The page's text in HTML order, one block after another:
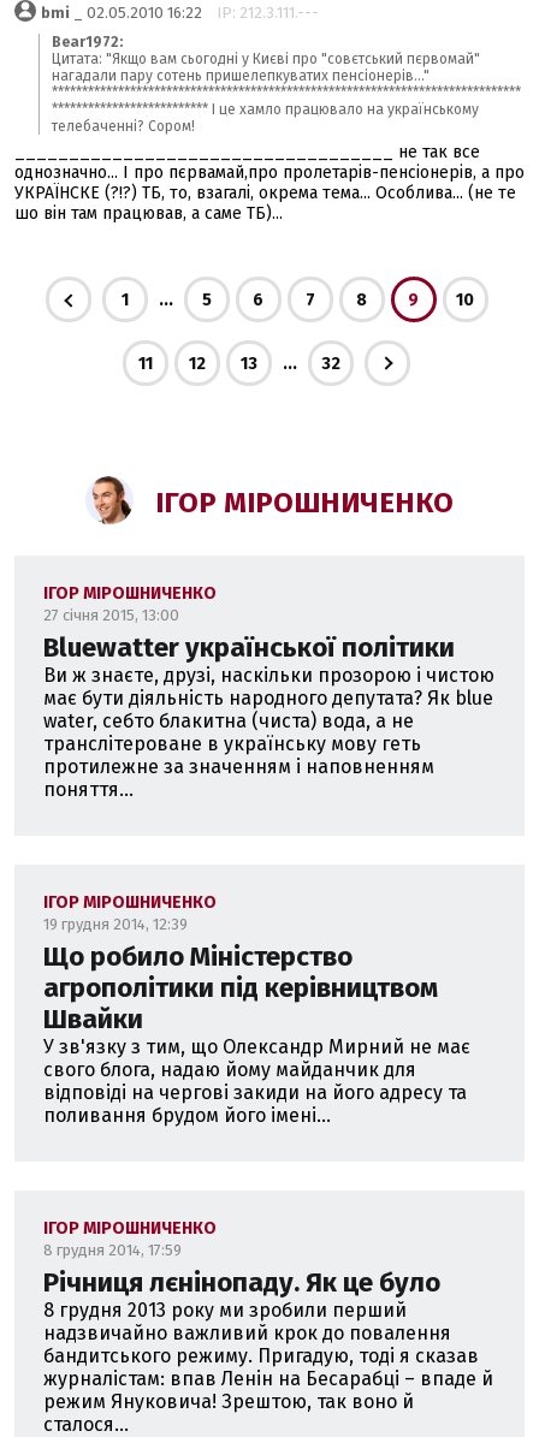
bmi _ 02.05.2010 16:22 IP: 212.3.111.---
Bear1972:
Цитата: "Якщо вам сьогодні у Києві про "совєтський пєрвомай"
нагадали пару сотень пришелепкуватих пенсіонерів..."
******************************************************************************
************************** І це хамло працювало на українському
телебаченні? Сором!
___________________________________ не так все
однозначно... І про пєрвамай,про пролетарів-пенсіонерів, а про
УКРАЇНСКЕ (?!?) ТБ, то, взагалі, окрема тема... Особлива... (не те
шо він там працював, а саме ТБ)...
1 ... 5 6 7 8 9 10
11 12 13 ... 32
ІГОР МІРОШНИЧЕНКО
ІГОР МІРОШНИЧЕНКО
27 січня 2015, 13:00
Bluewatter української політики
Ви ж знаєте, друзі, наскільки прозорою і чистою
має бути діяльність народного депутата? Як blue
water, себто блакитна (чиста) вода, а не
транслітероване в українську мову геть
протилежне за значенням і наповненням
поняття...
ІГОР МІРОШНИЧЕНКО
19 грудня 2014, 12:39
Що робило Міністерство
агрополітики під керівництвом
Швайки
У зв'язку з тим, що Олександр Мирний не має
свого блога, надаю йому майданчик для
відповіді на чергові закиди на його адресу та
поливання брудом його імені...
ІГОР МІРОШНИЧЕНКО
8 грудня 2014, 17:59
Річниця лєнінопаду. Як це було
8 грудня 2013 року ми зробили перший
надзвичайно важливий крок до повалення
бандитського режиму. Пригадую, тоді я сказав
журналістам: впав Ленін на Бесарабці – впаде й
режим Януковича! Зрештою, так воно й
сталося...